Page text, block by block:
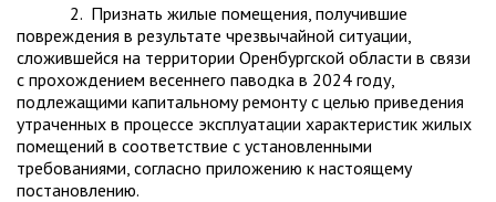
2. Признать жилые помещения, получившие
повреждения в результате чрезвычайной ситуации,
сложившейся на территории Оренбургской области в связи
с прохождением весеннего паводка в 2024 году,
подлежащими капитальному ремонту с целью приведения
утраченных в процессе эксплуатации характеристик жилых
помещений в соответствие с установленными
требованиями, согласно приложению к настоящему
постановлению.